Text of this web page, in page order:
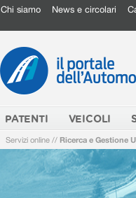
Chi siamo News e circolari
PATENTI VEICOLI
Servizi online // Ricerca e Gestione